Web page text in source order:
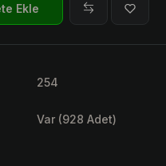
Ekle
254
Var (928 Adet)